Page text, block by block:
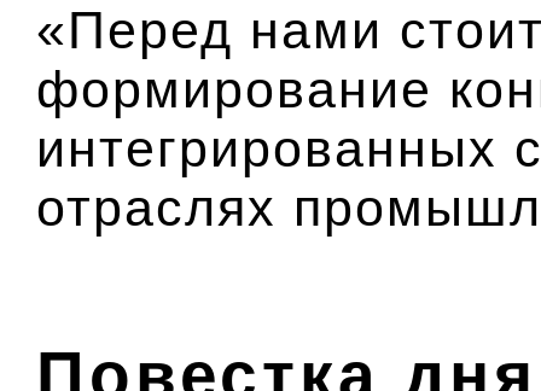
«Перед нами
формирование
интегрированных
отраслях
Повестка